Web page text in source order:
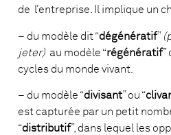
de l’entreprise. Il implique un
– du modèle dit “dégénératif”
jeter) au modèle “régénératif”
cycles du monde vivant.
– du modèle “divisant” ou “
est capturée par un petit
“distributif”, dans lequel les